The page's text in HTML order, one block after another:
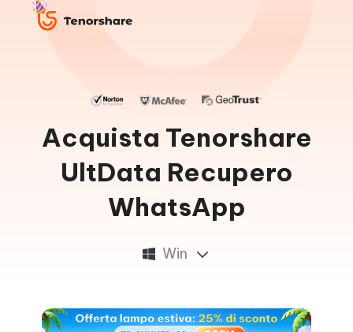
Acquista Tenorshare
UltData Recupero
WhatsApp
Win